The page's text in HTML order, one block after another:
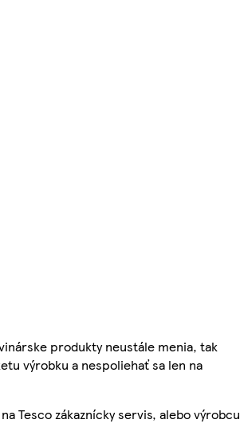
produkty neustále menia, tak
výrobku a nespoliehať sa len na
Tesco zákaznícky servis, alebo výrobcu